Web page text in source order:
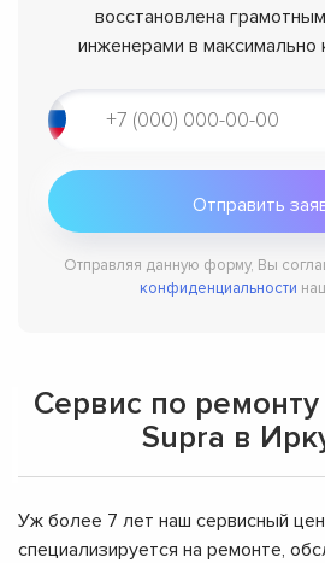
восстановлена
инженерами в максимально
Отправляя данную форму, Вы
конфиденциальности
Сервис по
Supra в
Уж более 7 лет наш сервисный
специализируется на ремонте,